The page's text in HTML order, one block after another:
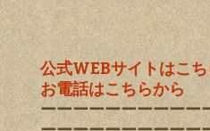
公式WEBサイトはこち
お電話はこちらから
ーーーーーーーーーー